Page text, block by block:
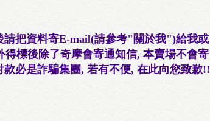
請把資料寄E-mail(請參考"關於我")給我或
標後除了奇摩會寄通知信, 本賣場不會寄
必是詐騙集團, 若有不便, 在此向您致歉!!